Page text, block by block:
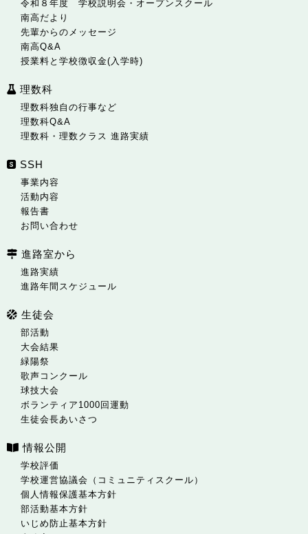
令和８年度 学校説明会・オープンスクール
南高だより
先輩からのメッセージ
南高Q&A
授業料と学校徴収金(入学時)
理数科
理数科独自の行事など
理数科Q&A
理数科・理数クラス 進路実績
SSH
事業内容
活動内容
報告書
お問い合わせ
進路室から
進路実績
進路年間スケジュール
生徒会
部活動
大会結果
緑陽祭
歌声コンクール
球技大会
ボランティア1000回運動
生徒会長あいさつ
情報公開
学校評価
学校運営協議会（コミュニティスクール）
個人情報保護基本方針
部活動基本方針
いじめ防止基本方針